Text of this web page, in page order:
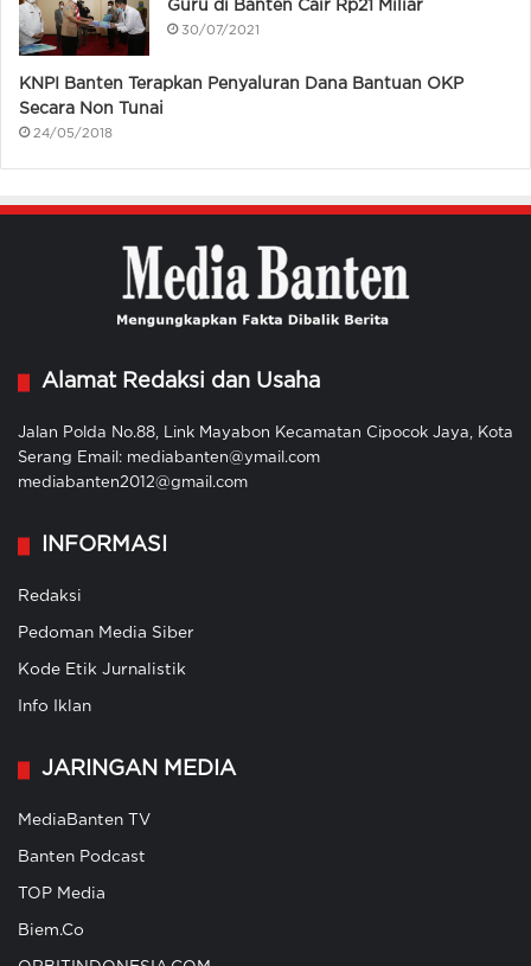
Guru di Banten Cair Rp21 Miliar
30/07/2021
KNPI Banten Terapkan Penyaluran Dana Bantuan OKP
Secara Non Tunai
24/05/2018
Alamat Redaksi dan Usaha
Jalan Polda No.88, Link Mayabon Kecamatan Cipocok Jaya, Kota
Serang Email: mediabanten@ymail.com
mediabanten2012@gmail.com
INFORMASI
Redaksi
Pedoman Media Siber
Kode Etik Jurnalistik
Info Iklan
JARINGAN MEDIA
MediaBanten TV
Banten Podcast
TOP Media
Biem.Co